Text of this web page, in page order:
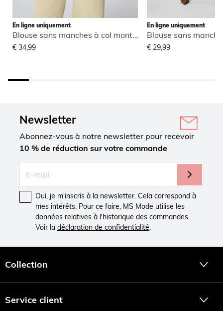
En ligne uniquement
Blouse sans manches à col montant
€ 34,99
En ligne uniquement
€ 29,99
Newsletter
Abonnez-vous à notre newsletter pour recevoir
10 % de réduction sur votre commande
Oui, je m'inscris à la newsletter. Cela correspond à
mes intérêts. Pour ce faire, MS Mode utilise les
données relatives à l'historique des commandes.
Voir la déclaration de confidentialité.
Collection
Service client